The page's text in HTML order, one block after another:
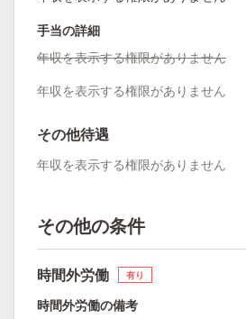
手当の詳細
年収を表示する権限がありません
年収を表示する権限がありません
その他待遇
年収を表示する権限がありません
その他の条件
時間外労働 有り
時間外労働の備考